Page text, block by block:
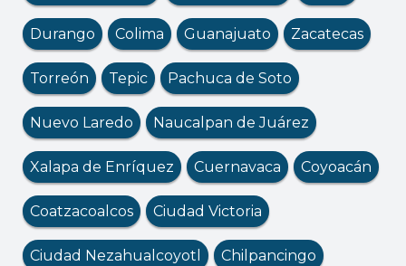
Durango Colima Guanajuato Zacatecas
Torreón Tepic Pachuca de Soto
Nuevo Laredo Naucalpan de Juárez
Xalapa de Enríquez Cuernavaca Coyoacán
Coatzacoalcos Ciudad Victoria
Ciudad Nezahualcoyotl Chilpancingo